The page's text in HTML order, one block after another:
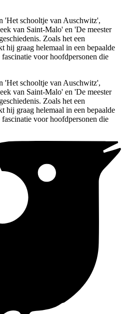
'Het schooltje van Auschwitz',
van Saint-Malo' en 'De meester
Zoals het een
hij graag helemaal in een bepaalde
voor hoofdpersonen die
'Het schooltje van Auschwitz',
van Saint-Malo' en 'De meester
Zoals het een
hij graag helemaal in een bepaalde
voor hoofdpersonen die